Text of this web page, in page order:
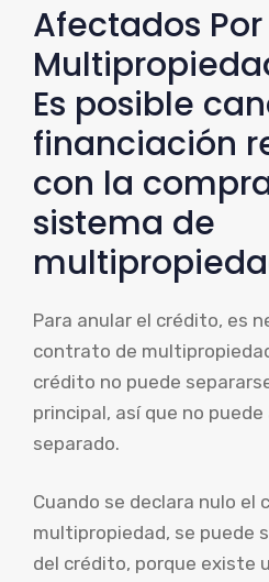
Afectados Por
Es posible
financiación
con la
sistema de
Para anular el crédito, es
contrato de
crédito no puede
principal, así que no
separado.
Cuando se declara nulo el
multipropiedad, se puede
del crédito, porque existe